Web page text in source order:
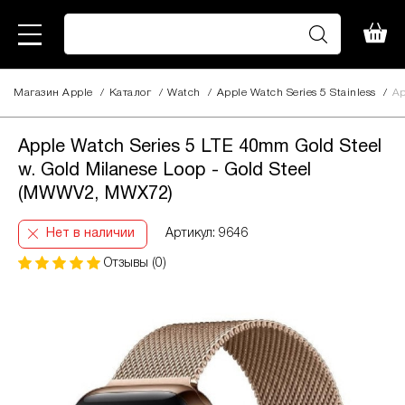
Магазин Apple / Каталог / Watch / Apple Watch Series 5 Stainless /
Apple Watch Series 5 LTE 40mm Gold Steel
w. Gold Milanese Loop - Gold Steel
(MWWV2, MWX72)
Нет в наличии Артикул: 9646
Отзывы (0)